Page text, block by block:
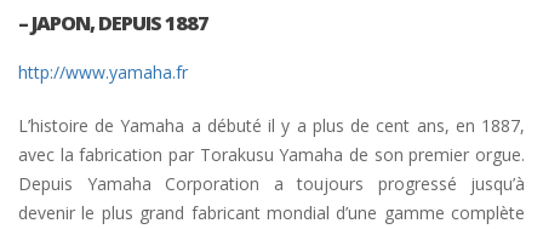
– JAPON, DEPUIS 1887
http://www.yamaha.fr
L’histoire de Yamaha a débuté il y a plus de cent ans, en 1887,
avec la fabrication par Torakusu Yamaha de son premier orgue.
Depuis Yamaha Corporation a toujours progressé jusqu’à
devenir le plus grand fabricant mondial d’une gamme complète